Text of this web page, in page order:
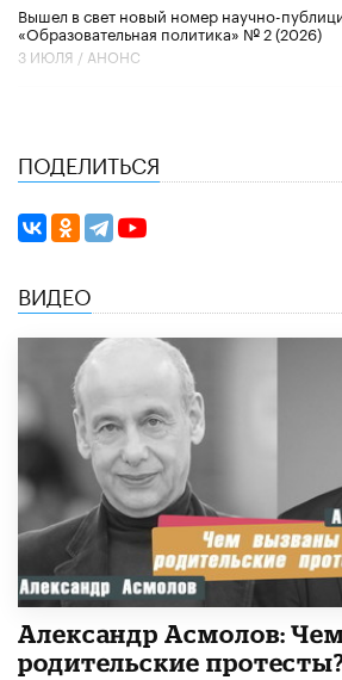
Вышел в свет новый номер научно-
«Образовательная политика» № 2 (2026)
3 ИЮЛЯ / АНОНС
ПОДЕЛИТЬСЯ
ВИДЕО
Александр Асмолов:
родительские